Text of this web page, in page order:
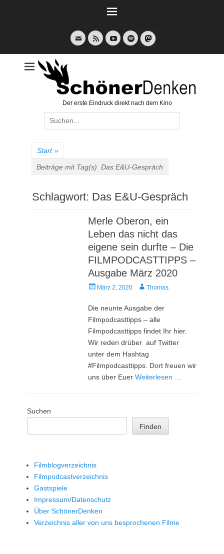
E-
Mail
Feed YouTubeSpotify
Der erste Eindruck direkt nach dem Kino
Suche
nach:
Start »
Beiträge mit Tag(s) Das E&U-Gespräch
Schlagwort: Das E&U-Gespräch
Merle Oberon, ein
Leben das nicht das
eigene sein durfte – Die
FILMPODCASTTIPPS –
Ausgabe März 2020
Veröffentlicht
März 2, 2020 AutorThomas
Die neunte Ausgabe der
Filmpodcasttipps – alle
Filmpodcasttipps findet Ihr hier.
Wir reden drüber auf Twitter
unter dem Hashtag
#Filmpodcasttipps. Dort freuen wir
uns über EuerWeiterlesen …
Suchen
Finden
Filmblogverzeichnis
Filmpodcastverzeichnis
Gastspiele
Impressum/Datenschutz
Über SchönerDenken
Verzeichnis aller von uns besprochenen Filme